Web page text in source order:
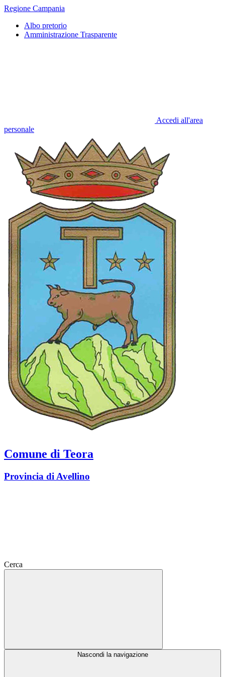
Regione Campania
Albo pretorio
Amministrazione Trasparente
Accedi all'area
personale
Comune di Teora
Provincia di Avellino
Cerca
Nascondi la navigazione